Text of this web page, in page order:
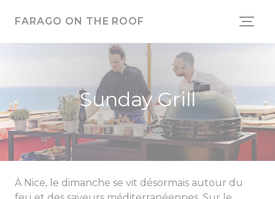
FARAGO ON THE ROOF
Sunday Grill
À Nice, le dimanche se vit désormais autour du